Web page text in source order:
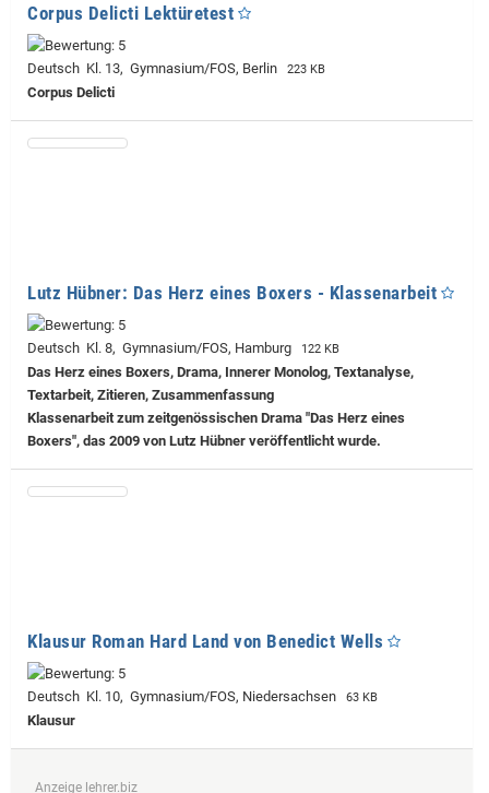
Corpus Delicti Lektüretest
Deutsch Kl. 13, Gymnasium/FOS, Berlin 223 KB
Corpus Delicti
Lutz Hübner: Das Herz eines Boxers - Klassenarbeit
Deutsch Kl. 8, Gymnasium/FOS, Hamburg 122 KB
Das Herz eines Boxers, Drama, Innerer Monolog, Textanalyse,
Textarbeit, Zitieren, Zusammenfassung
Klassenarbeit zum zeitgenössischen Drama "Das Herz eines
Boxers", das 2009 von Lutz Hübner veröffentlicht wurde.
Klausur Roman Hard Land von Benedict Wells
Deutsch Kl. 10, Gymnasium/FOS, Niedersachsen 63 KB
Klausur
Anzeige lehrer.biz